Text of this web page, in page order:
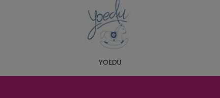
YOEDU